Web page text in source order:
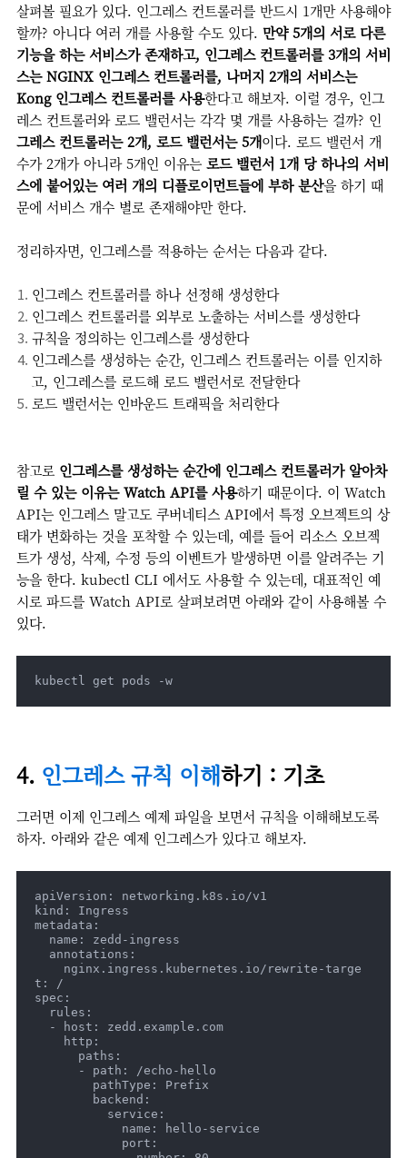
살펴볼 필요가 있다. 인그레스 컨트롤러를 반드시 1개만 사용해야
할까? 아니다 여러 개를 사용할 수도 있다. 만약 5개의 서로 다른
기능을 하는 서비스가 존재하고, 인그레스 컨트롤러를 3개의 서비
스는 NGINX 인그레스 컨트롤러를, 나머지 2개의 서비스는
Kong 인그레스 컨트롤러를 사용한다고 해보자. 이럴 경우, 인그
레스 컨트롤러와 로드 밸런서는 각각 몇 개를 사용하는 걸까? 인
그레스 컨트롤러는 2개, 로드 밸런서는 5개이다. 로드 밸런서 개
수가 2개가 아니라 5개인 이유는 로드 밸런서 1개 당 하나의 서비
스에 붙어있는 여러 개의 디플로이먼트들에 부하 분산을 하기 때
문에 서비스 개수 별로 존재해야만 한다.
정리하자면, 인그레스를 적용하는 순서는 다음과 같다.
인그레스 컨트롤러를 하나 선정해 생성한다
인그레스 컨트롤러를 외부로 노출하는 서비스를 생성한다
규칙을 정의하는 인그레스를 생성한다
인그레스를 생성하는 순간, 인그레스 컨트롤러는 이를 인지하
고, 인그레스를 로드해 로드 밸런서로 전달한다
로드 밸런서는 인바운드 트래픽을 처리한다
참고로 인그레스를 생성하는 순간에 인그레스 컨트롤러가 알아차
릴 수 있는 이유는 Watch API를 사용하기 때문이다. 이 Watch
API는 인그레스 말고도 쿠버네티스 API에서 특정 오브젝트의 상
태가 변화하는 것을 포착할 수 있는데, 예를 들어 리소스 오브젝
트가 생성, 삭제, 수정 등의 이벤트가 발생하면 이를 알려주는 기
능을 한다. kubectl CLI 에서도 사용할 수 있는데, 대표적인 예
시로 파드를 Watch API로 살펴보려면 아래와 같이 사용해볼 수
있다.
kubectl get pods -w
4. 인그레스 규칙 이해하기 : 기초
그러면 이제 인그레스 예제 파일을 보면서 규칙을 이해해보도록
하자. 아래와 같은 예제 인그레스가 있다고 해보자.
apiVersion: networking.k8s.io/v1
kind: Ingress
metadata:
t: /
spec: